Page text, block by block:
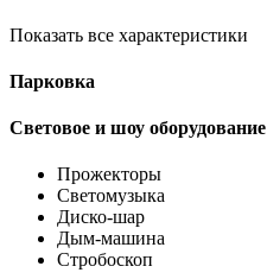
Показать все характеристики
Парковка
Световое и шоу оборудование
Прожекторы
Светомузыка
Диско-шар
Дым-машина
Стробоскоп